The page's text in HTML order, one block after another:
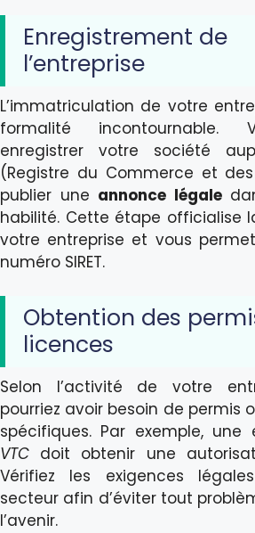
Enregistrement de
l’entreprise
L’immatriculation de votre
formalité incontournable.
enregistrer votre société
(Registre du Commerce et
publier une annonce légale
habilité. Cette étape officialise
votre entreprise et vous
numéro SIRET.
Obtention des
licences
Selon l’activité de votre
pourriez avoir besoin de permis
spécifiques. Par exemple, une
VTC doit obtenir une
Vérifiez les exigences
secteur afin d’éviter tout
l’avenir.